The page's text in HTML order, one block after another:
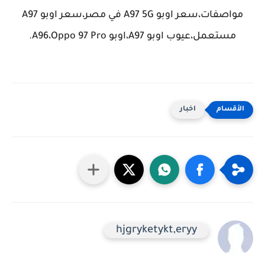
مواصفات،سعر اوبو A97 5G في مصر،سعر اوبو A97
مستعمل،عيوب اوبو A97،اوبو A96،Oppo 97 Pro.
اخبار
hjgryketykt,eryy